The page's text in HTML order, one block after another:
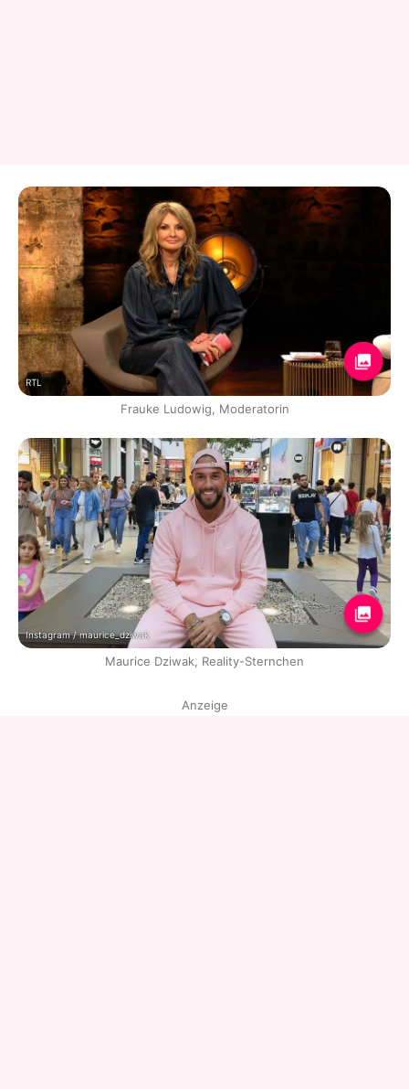
RTL
Frauke Ludowig, Moderatorin
Instagram / maurice_dziwak
Maurice Dziwak, Reality-Sternchen
Anzeige